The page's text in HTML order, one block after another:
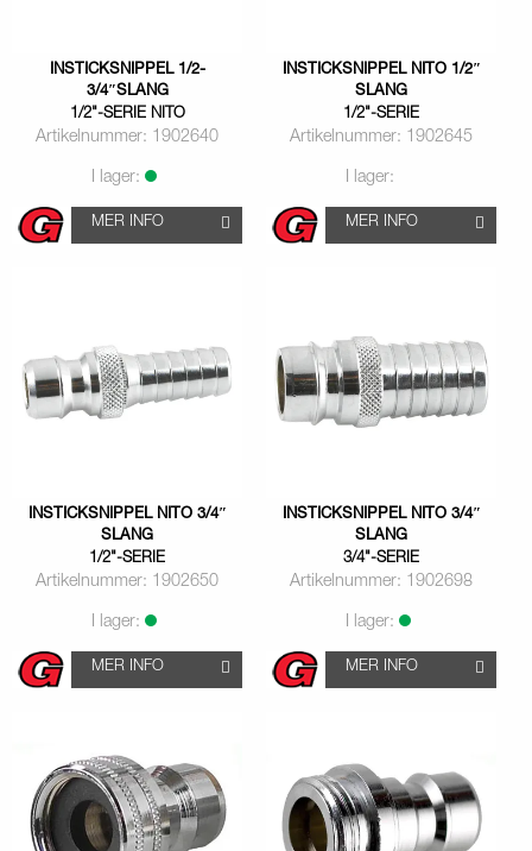
INSTICKSNIPPEL 1/2-
3/4″SLANG
1/2"-SERIE NITO
Artikelnummer: 1902640
I lager:
MER INFO
INSTICKSNIPPEL NITO 1/2″
SLANG
1/2"-SERIE
Artikelnummer: 1902645
I lager:
MER INFO
INSTICKSNIPPEL NITO 3/4″
SLANG
1/2"-SERIE
Artikelnummer: 1902650
I lager:
MER INFO
INSTICKSNIPPEL NITO 3/4″
SLANG
3/4"-SERIE
Artikelnummer: 1902698
I lager:
MER INFO